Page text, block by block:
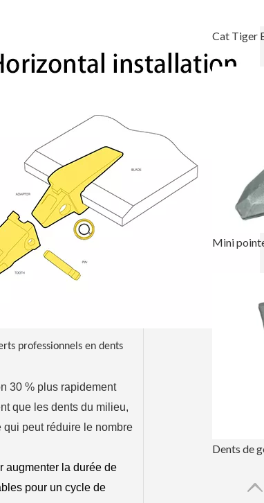
professionnels en dents
30 % plus rapidement
que les dents du milieu,
peut réduire le nombre
augmenter la durée de
pour un cycle de